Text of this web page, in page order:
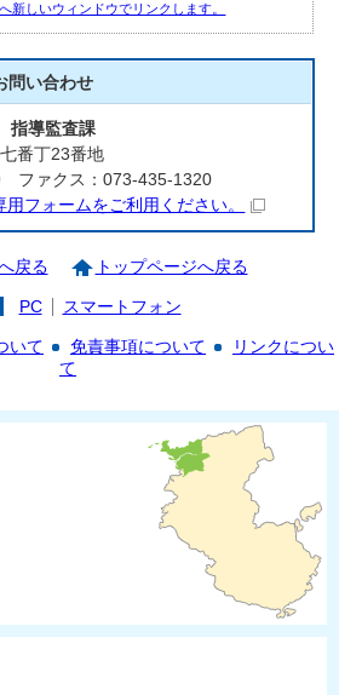
新しいウィンドウでリンクします。
問い合わせ
導監査課
番丁23番地
ファクス：073-435-1320
フォームをご利用ください。
戻る トップページへ戻る
PC スマートフォン
いて 免責事項について
リンクについ
て